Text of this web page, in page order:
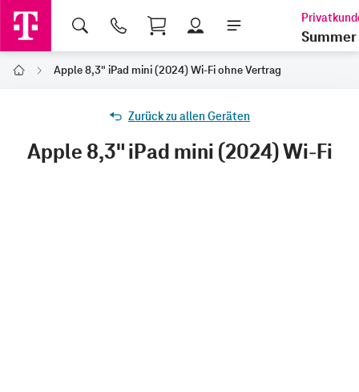
Shopping Cart
Summer
Home Apple 8,3" iPad mini (2024) Wi-Fi ohne Vertrag
Zurück zu allen Geräten
Apple 8,3" iPad mini (2024) Wi-Fi